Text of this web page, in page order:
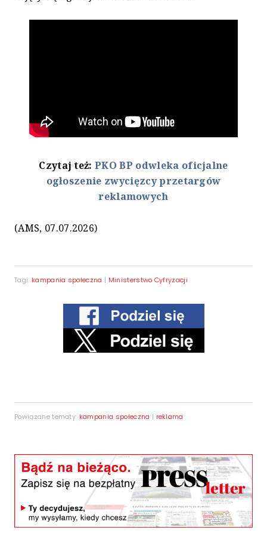
Czytaj też:PKO BP odwleka oficjalne
ogłoszenie zwycięzcy przetargów
reklamowych
(AMS, 07.07.2026)
Tagi: kampania społeczna | Ministerstwo Cyfryzacji
Powiązane tematy: kampania społeczna | reklama